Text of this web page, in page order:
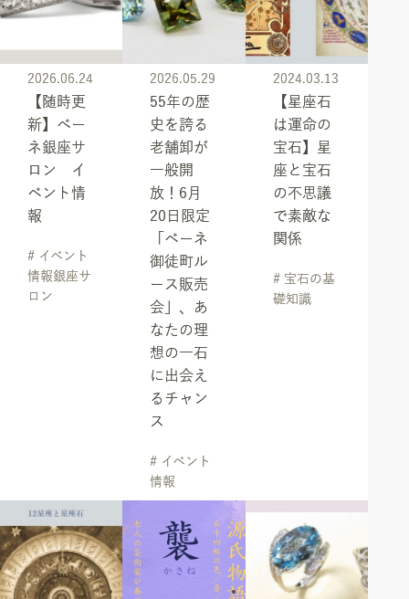
2026.06.24
【随時更
新】ベー
ネ銀座サ
ロン イ
ベント情
報
# イベント
情報銀座サ
ロン
2026.05.29
55年の歴
史を誇る
老舗卸が
一般開
放！6月
20日限定
「ベーネ
御徒町ル
ース販売
会」、あ
なたの理
想の一石
に出会え
るチャン
ス
# イベント
情報
2024.03.13
【星座石
は運命の
宝石】星
座と宝石
の不思議
で素敵な
関係
# 宝石の基
礎知識